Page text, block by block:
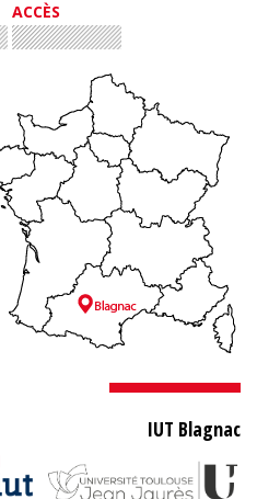
ACCÈS
IUT Blagnac